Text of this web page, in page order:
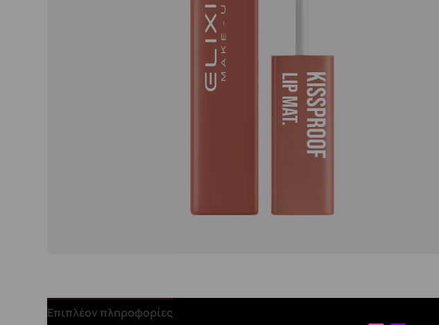
Επιπλέον πληροφορίες